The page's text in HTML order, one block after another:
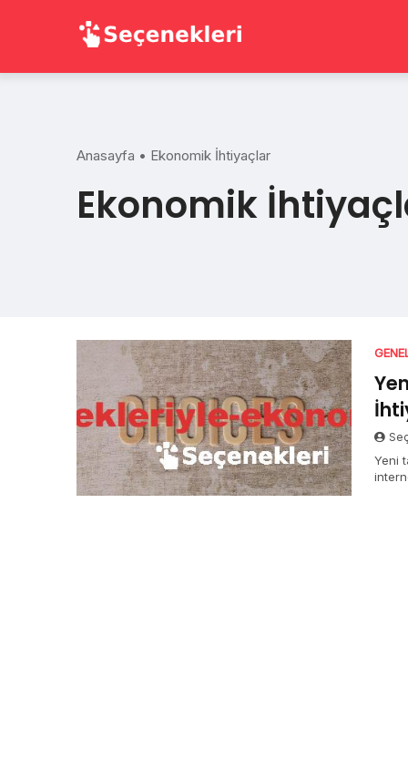
Anasayfa • Ekonomik İhtiyaçlar
Ekonomik
Yeni